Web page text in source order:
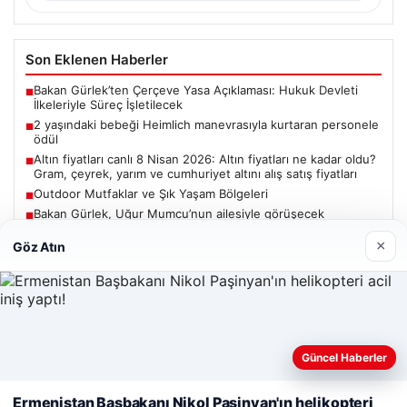
Son Eklenen Haberler
■Bakan Gürlek’ten Çerçeve Yasa Açıklaması: Hukuk Devleti
İlkeleriyle Süreç İşletilecek
■2 yaşındaki bebeği Heimlich manevrasıyla kurtaran personele
ödül
■Altın fiyatları canlı 8 Nisan 2026: Altın fiyatları ne kadar oldu?
Gram, çeyrek, yarım ve cumhuriyet altını alış satış fiyatları
■Outdoor Mutfaklar ve Şık Yaşam Bölgeleri
■Bakan Gürlek, Uğur Mumcu’nun ailesiyle görüşecek
Güncel
Web sitemizi nasıl kullandığınızı daha iyi anlayabilmek,
Göz Atın ×
Güncel Haberler
Ermenistan Başbakanı Nikol Paşinyan'ın helikopteri